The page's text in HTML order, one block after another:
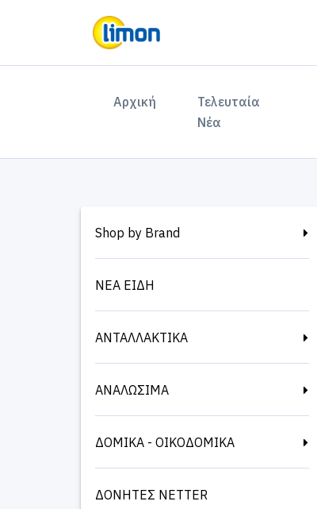
Αρχική (current)Τελευταία
Νέα
Shop by Brand
ΝΕΑ ΕΙΔΗ
ΑΝΤΑΛΛΑΚΤΙΚΑ
ΑΝΑΛΩΣΙΜΑ
ΔΟΜΙΚΑ - ΟΙΚΟΔΟΜΙΚΑ
ΔΟΝΗΤΕΣ NETTER